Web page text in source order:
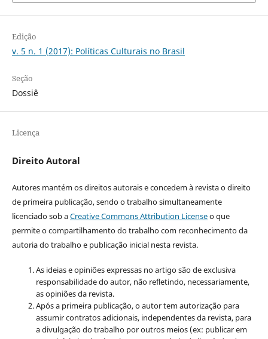
Edição
v. 5 n. 1 (2017): Políticas Culturais no Brasil
Seção
Dossiê
Licença
Direito Autoral
Autores mantém os direitos autorais e concedem à revista o direito
de primeira publicação, sendo o trabalho simultaneamente
licenciado sob aCreative Commons Attribution Licenseo que
permite o compartilhamento do trabalho com reconhecimento da
autoria do trabalho e publicação inicial nesta revista.
As ideias e opiniões expressas no artigo são de exclusiva
responsabilidade do autor, não refletindo, necessariamente,
as opiniões da revista.
Após a primeira publicação, o autor tem autorização para
assumir contratos adicionais, independentes da revista, para
a divulgação do trabalho por outros meios (ex: publicar em